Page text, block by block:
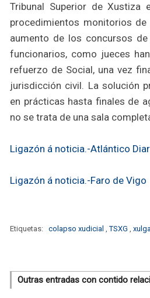
Tribunal Superior de
procedimientos monitorios
aumento de los concursos
funcionarios, como jueces
refuerzo de Social, una vez
jurisdicción civil. La solución
en prácticas hasta finales de
no se trata de una sala
Ligazón á noticia.-Atlántico
Ligazón á noticia.-Faro de Vigo
Etiquetas: colapso xudicial ,TSXG ,
Outras entradas con contido